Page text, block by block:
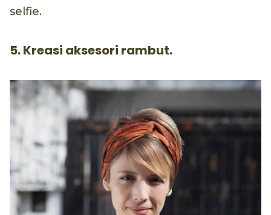
selfie.
5. Kreasi aksesori rambut.